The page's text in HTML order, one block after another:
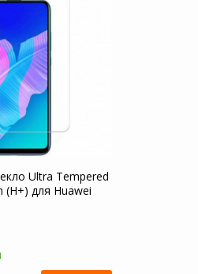
Ultra Tempered
(H+) для Huawei